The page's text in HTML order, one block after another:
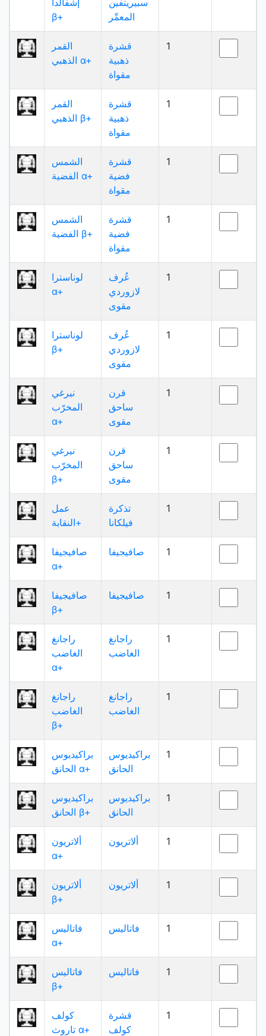
إشفالدا
β+
سبيريتفين
المعمِّر
القمر
الذهبي α+
قشرة
ذهبية
مقواة
1
القمر
الذهبي β+
قشرة
ذهبية
مقواة
1
الشمس
الفضية α+
قشرة
فضية
مقواة
1
الشمس
الفضية β+
قشرة
فضية
مقواة
1
لوناسترا
α+
عُرف
لازوردي
مقوى
1
لوناسترا
β+
عُرف
لازوردي
مقوى
1
نيرغي
المخرّب
α+
قرن
ساحق
مقوى
1
نيرغي
المخرّب
β+
قرن
ساحق
مقوى
1
عمل
النقابة+
تذكرة
فيلكانا
1
صافيجيفا
α+
صافيجيفا 1
صافيجيفا
β+
صافيجيفا 1
راجانغ
الغاضب
α+
راجانغ
الغاضب
1
راجانغ
الغاضب
β+
راجانغ
الغاضب
1
براكيديوس
الحانق α+
براكيديوس
الحانق
1
براكيديوس
الحانق β+
براكيديوس
الحانق
1
ألاتريون
α+
ألاتريون 1
ألاتريون
β+
ألاتريون 1
فاتاليس
α+
فاتاليس 1
فاتاليس
β+
فاتاليس 1
كولف
تاروث α+
قشرة
كولف
1